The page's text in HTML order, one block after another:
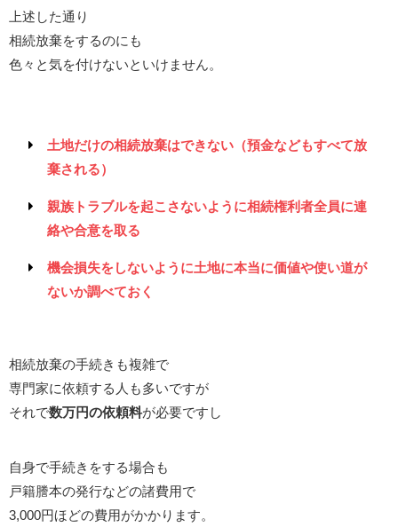
上述した通り
相続放棄をするのにも
色々と気を付けないといけません。
土地だけの相続放棄はできない（預金などもすべて放
棄される）
親族トラブルを起こさないように相続権利者全員に連
絡や合意を取る
機会損失をしないように土地に本当に価値や使い道が
ないか調べておく
相続放棄の手続きも複雑で
専門家に依頼する人も多いですが
それで数万円の依頼料が必要ですし
自身で手続きをする場合も
戸籍謄本の発行などの諸費用で
3,000円ほどの費用がかかります。